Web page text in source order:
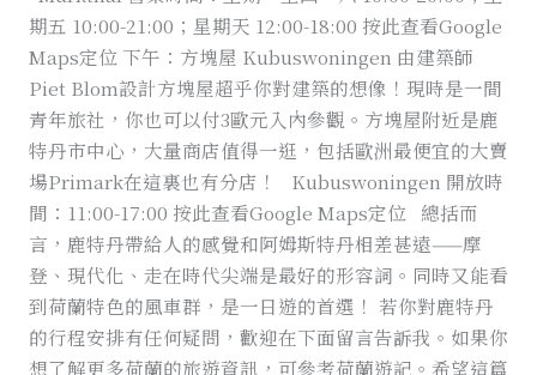
期五 10:00-21:00；星期天 12:00-18:00 按此查看Google
Maps定位 下午：方塊屋 Kubuswoningen 由建築師
Piet Blom設計方塊屋超乎你對建築的想像！現時是一間
青年旅社，你也可以付3歐元入內參觀。方塊屋附近是鹿
特丹市中心，大量商店值得一逛，包括歐洲最便宜的大賣
場Primark在這裏也有分店！ Kubuswoningen 開放時
間：11:00-17:00 按此查看Google Maps定位 總括而
言，鹿特丹帶給人的感覺和阿姆斯特丹相差甚遠——摩
登、現代化、走在時代尖端是最好的形容詞。同時又能看
到荷蘭特色的風車群，是一日遊的首選！ 若你對鹿特丹
的行程安排有任何疑問，歡迎在下面留言告訴我。如果你
想了解更多荷蘭的旅遊資訊，可參考荷蘭遊記。希望這篇